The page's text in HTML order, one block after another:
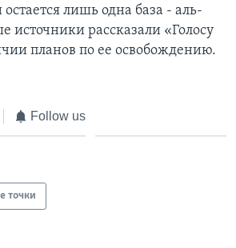
лишь одна база - аль-
источники рассказали «Голосу
планов по ее освобождению.
Follow us
точки